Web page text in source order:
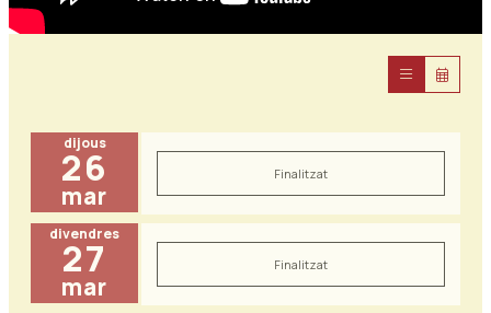
dijous
26
mar
Finalitzat
divendres
27
mar
Finalitzat